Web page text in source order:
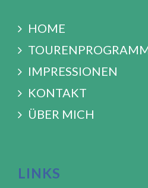
HOME
IMPRESSIONEN
KONTAKT
ÜBER MICH
LINKS